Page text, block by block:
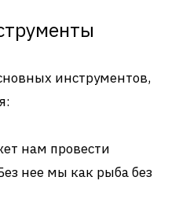
инструментов,
нам провести
нее мы как рыба без